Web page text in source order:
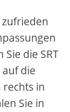
die SRT
die
rechts in
Sie in